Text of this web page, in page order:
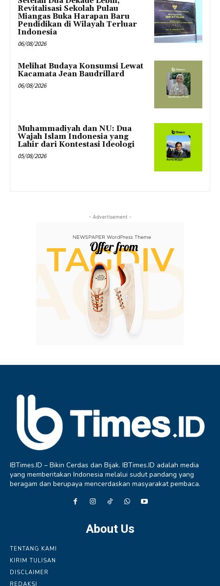
Revitalisasi Sekolah Pulau
Miangas Buka Harapan Baru
Pendidikan di Wilayah Terluar
Indonesia
06/08/2026
Melihat Budaya Konsumsi Lewat
Kacamata Jean Baudrillard
06/08/2026
Muhammadiyah dan NU: Dua
Wajah Islam Indonesia yang
Lahir dari Kontestasi Ideologi
05/08/2026
- Advertisement -
IBTimes.ID – Bikin Cerdas dan Bijak. IBTimes.ID adalah media
yang memberitakan Indonesia melalui sudut pandang yang
beragam dan berupaya mencerdaskan masyarakat pembaca.
About Us
TENTANG KAMI
KIRIM TULISAN
DISCLAIMER
REDAKSI